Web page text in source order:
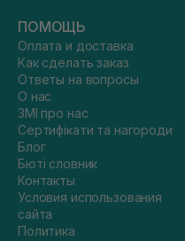
ПОМОЩЬ
Оплата и доставка
Как сделать заказ
Ответы на вопросы
О нас
ЗМІ про нас
Сертифікати та нагороди
Блог
Бюті словник
Контакты
Условия использования
сайта
Политика